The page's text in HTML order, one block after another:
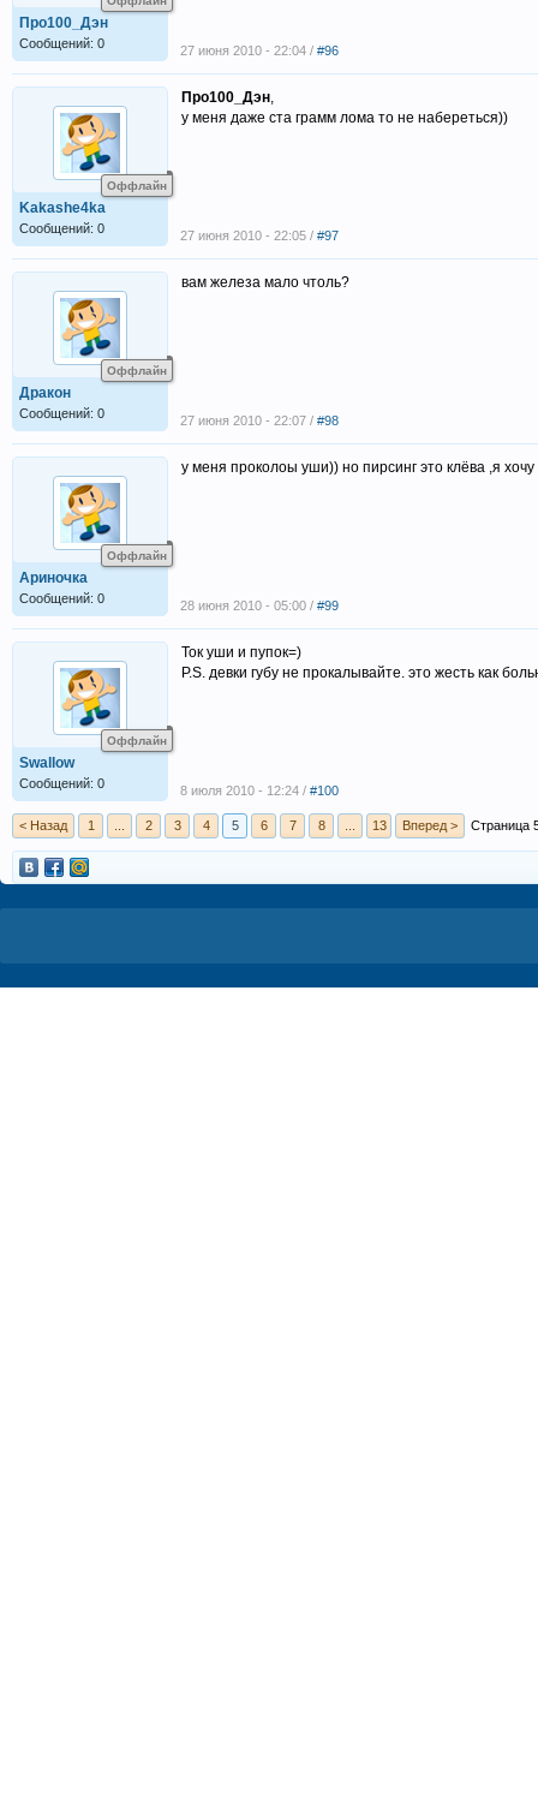
Про100_Дэн
Сообщений: 0 27 июня 2010 - 22:04 / #96
Оффлайн
Kakashe4ka
Сообщений: 0
Про100_Дэн,
у меня даже ста грамм лома то не набереться))
27 июня 2010 - 22:05 / #97
Оффлайн
Дракон
Сообщений: 0
вам железа мало чтоль?
27 июня 2010 - 22:07 / #98
Оффлайн
Ариночка
Сообщений: 0
у меня проколоы уши)) но пирсинг это клёва ,я
28 июня 2010 - 05:00 / #99
Оффлайн
Swallow
Сообщений: 0
Ток уши и пупок=)
P.S. девки губу не прокалывайте. это жесть как
8 июля 2010 - 12:24 / #100
< Назад 1 2 3 4 5 6 7 8 13 Вперед > Страница